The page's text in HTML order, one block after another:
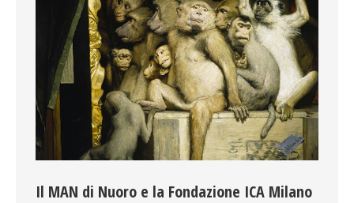
Il MAN di Nuoro e la Fondazione ICA Milano